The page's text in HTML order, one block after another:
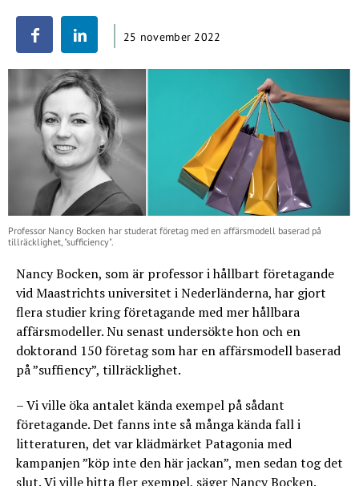
25 november 2022
Professor Nancy Bocken har studerat företag med en affärsmodell baserad på
tillräcklighet, "sufficiency".
Nancy Bocken, som är professor i hållbart företagande
vid Maastrichts universitet i Nederländerna, har gjort
flera studier kring företagande med mer hållbara
affärsmodeller. Nu senast undersökte hon och en
doktorand 150 företag som har en affärsmodell baserad
på ”suffiency”, tillräcklighet.
– Vi ville öka antalet kända exempel på sådant
företagande. Det fanns inte så många kända fall i
litteraturen, det var klädmärket Patagonia med
kampanjen ”köp inte den här jackan”, men sedan tog det
slut. Vi ville hitta fler exempel, säger Nancy Bocken.